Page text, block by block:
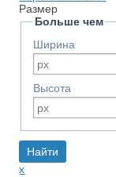
Размер
Больше чем
Ширина
Высота
x